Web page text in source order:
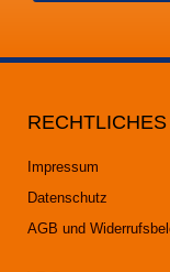
RECHTLICHES
Impressum
Datenschutz
AGB und